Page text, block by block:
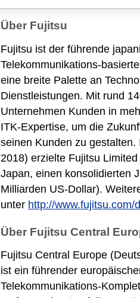
Über Fujitsu
Fujitsu ist der führende
Telekommunikations-
eine breite Palette an
Dienstleistungen. Mit rund
Unternehmen Kunden in
ITK-Expertise, um die
seinen Kunden zu
2018) erzielte Fujitsu
Japan, einen konsolidierten
Milliarden US-Dollar).
unter http://www.fujitsu.com/
Über Fujitsu Central
Fujitsu Central Europe
ist ein führender
Telekommunikations-